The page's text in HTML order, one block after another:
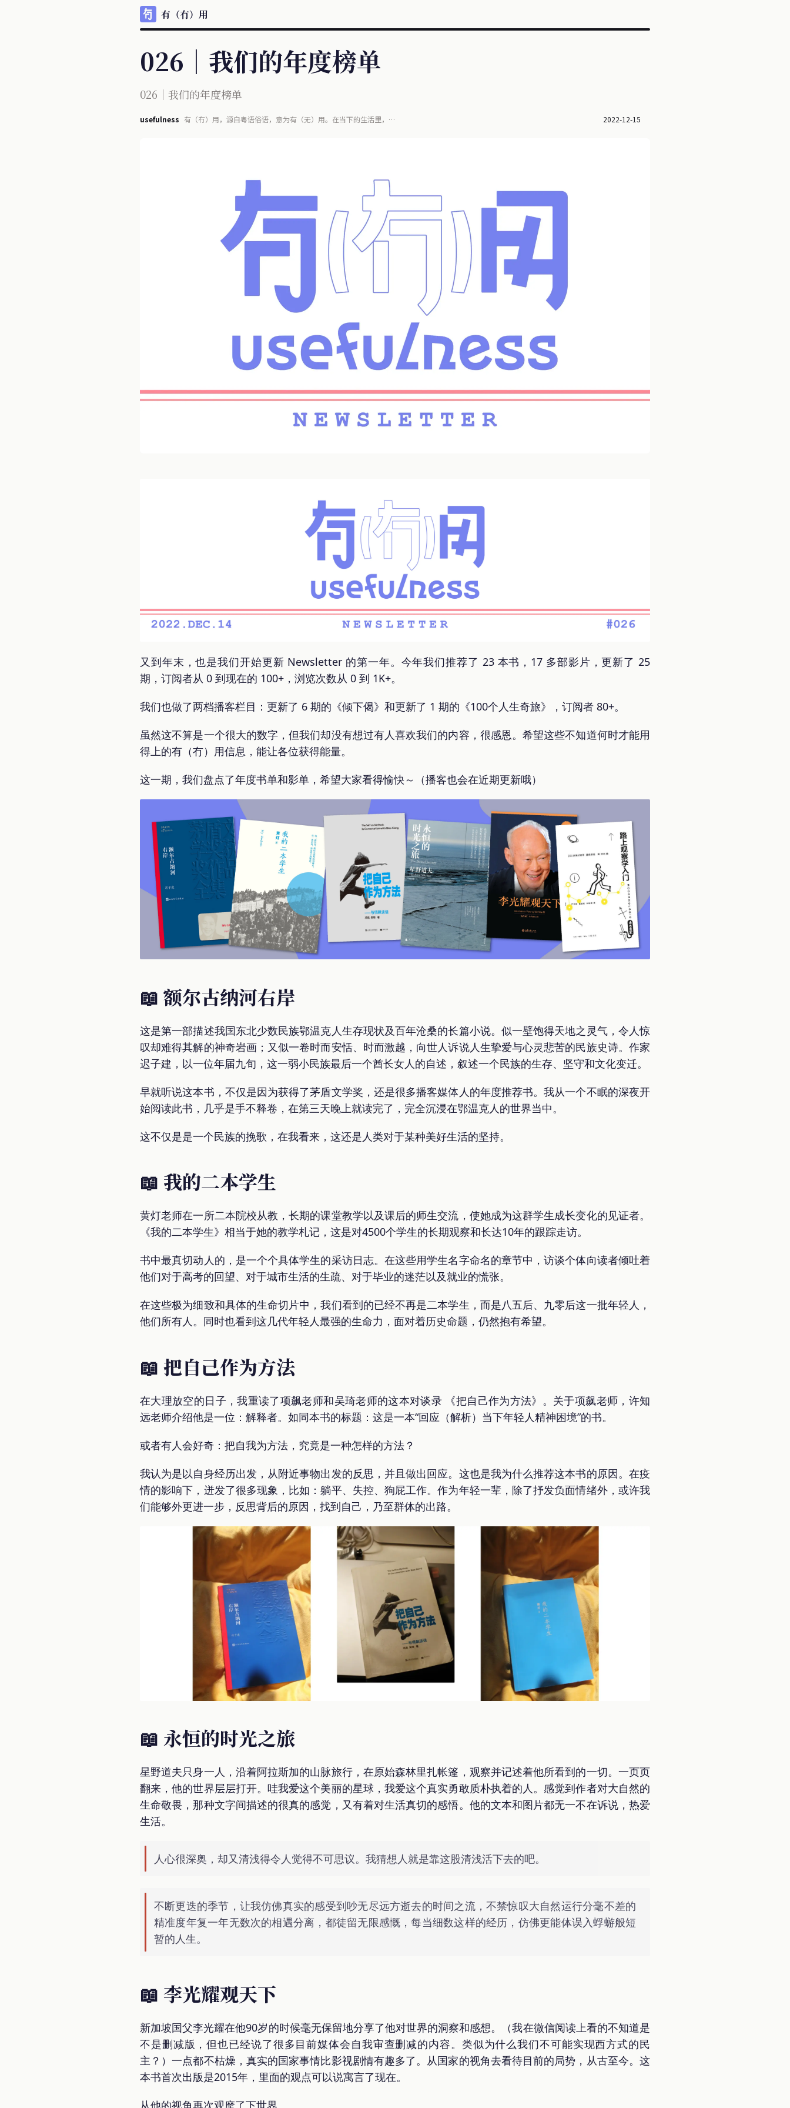
有（冇）用
026｜我们的年度榜单
026｜我们的年度榜单
usefulness 有（冇）用，源自粤语俗语，意为有（无）用。在当下的生活里，
2022-12-15
又到年末，也是我们开始更新 Newsletter 的第一年。今年我们推荐了 23 本书，17 多部影片，更新了 25
期，订阅者从 0 到现在的 100+，浏览次数从 0 到 1K+。
我们也做了两档播客栏目：更新了 6 期的《倾下偈》和更新了 1 期的《100个人生奇旅》，订阅者 80+。
虽然这不算是一个很大的数字，但我们却没有想过有人喜欢我们的内容，很感恩。希望这些不知道何时才能用
得上的有（冇）用信息，能让各位获得能量。
这一期，我们盘点了年度书单和影单，希望大家看得愉快～（播客也会在近期更新哦）
📖 额尔古纳河右岸
这是第一部描述我国东北少数民族鄂温克人生存现状及百年沧桑的长篇小说。似一壁饱得天地之灵气，令人惊
叹却难得其解的神奇岩画；又似一卷时而安恬、时而激越，向世人诉说人生挚爱与心灵悲苦的民族史诗。作家
迟子建，以一位年届九旬，这一弱小民族最后一个酋长女人的自述，叙述一个民族的生存、坚守和文化变迁。
早就听说这本书，不仅是因为获得了茅盾文学奖，还是很多播客媒体人的年度推荐书。我从一个不眠的深夜开
始阅读此书，几乎是手不释卷，在第三天晚上就读完了，完全沉浸在鄂温克人的世界当中。
这不仅是是一个民族的挽歌，在我看来，这还是人类对于某种美好生活的坚持。
📖 我的二本学生
黄灯老师在一所二本院校从教，长期的课堂教学以及课后的师生交流，使她成为这群学生成长变化的见证者。
《我的二本学生》相当于她的教学札记，这是对4500个学生的长期观察和长达10年的跟踪走访。
书中最真切动人的，是一个个具体学生的采访日志。在这些用学生名字命名的章节中，访谈个体向读者倾吐着
他们对于高考的回望、对于城市生活的生疏、对于毕业的迷茫以及就业的慌张。
在这些极为细致和具体的生命切片中，我们看到的已经不再是二本学生，而是八五后、九零后这一批年轻人，
他们所有人。同时也看到这几代年轻人最强的生命力，面对着历史命题，仍然抱有希望。
📖 把自己作为方法
在大理放空的日子，我重读了项飙老师和吴琦老师的这本对谈录 《把自己作为方法》。关于项飙老师，许知
远老师介绍他是一位：解释者。如同本书的标题：这是一本“回应（解析）当下年轻人精神困境”的书。
或者有人会好奇：把自我为方法，究竟是一种怎样的方法？
我认为是以自身经历出发，从附近事物出发的反思，并且做出回应。这也是我为什么推荐这本书的原因。在疫
情的影响下，迸发了很多现象，比如：躺平、失控、狗屁工作。作为年轻一辈，除了抒发负面情绪外，或许我
们能够外更进一步，反思背后的原因，找到自己，乃至群体的出路。
📖 永恒的时光之旅
星野道夫只身一人，沿着阿拉斯加的山脉旅行，在原始森林里扎帐篷，观察并记述着他所看到的一切。一页页
翻来，他的世界层层打开。哇我爱这个美丽的星球，我爱这个真实勇敢质朴执着的人。感觉到作者对大自然的
生命敬畏，那种文字间描述的很真的感觉，又有着对生活真切的感悟。他的文本和图片都无一不在诉说，热爱
生活。
人心很深奥，却又清浅得令人觉得不可思议。我猜想人就是靠这股清浅活下去的吧。
不断更迭的季节，让我仿佛真实的感受到吵无尽远方逝去的时间之流，不禁惊叹大自然运行分毫不差的
精准度年复一年无数次的相遇分离，都徒留无限感慨，每当细数这样的经历，仿佛更能体误入蜉蝣般短
暂的人生。
📖 李光耀观天下
新加坡国父李光耀在他90岁的时候毫无保留地分享了他对世界的洞察和感想。（我在微信阅读上看的不知道是
不是删减版，但也已经说了很多目前媒体会自我审查删减的内容。类似为什么我们不可能实现西方式的民
主？）一点都不枯燥，真实的国家事情比影视剧情有趣多了。从国家的视角去看待目前的局势，从古至今。这
本书首次出版是2015年，里面的观点可以说寓言了现在。
从他的视角再次观摩了下世界。